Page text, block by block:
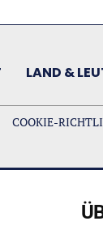
LAND &
COOKIE-